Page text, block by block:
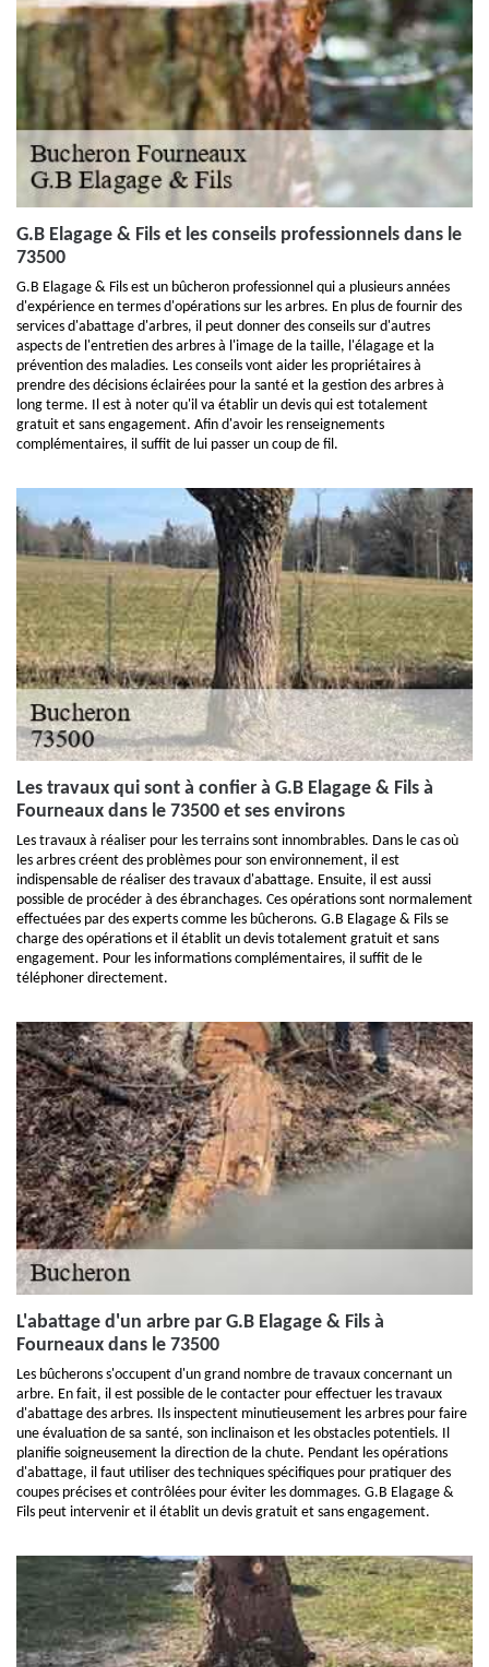
G.B Elagage & Fils et les conseils professionnels dans le
73500
G.B Elagage & Fils est un bûcheron professionnel qui a plusieurs années
d'expérience en termes d'opérations sur les arbres. En plus de fournir des
services d'abattage d'arbres, il peut donner des conseils sur d'autres
aspects de l'entretien des arbres à l'image de la taille, l'élagage et la
prévention des maladies. Les conseils vont aider les propriétaires à
prendre des décisions éclairées pour la santé et la gestion des arbres à
long terme. Il est à noter qu'il va établir un devis qui est totalement
gratuit et sans engagement. Afin d'avoir les renseignements
complémentaires, il suffit de lui passer un coup de fil.
Les travaux qui sont à confier à G.B Elagage & Fils à
Fourneaux dans le 73500 et ses environs
Les travaux à réaliser pour les terrains sont innombrables. Dans le cas où
les arbres créent des problèmes pour son environnement, il est
indispensable de réaliser des travaux d'abattage. Ensuite, il est aussi
possible de procéder à des ébranchages. Ces opérations sont normalement
effectuées par des experts comme les bûcherons. G.B Elagage & Fils se
charge des opérations et il établit un devis totalement gratuit et sans
engagement. Pour les informations complémentaires, il suffit de le
téléphoner directement.
L'abattage d'un arbre par G.B Elagage & Fils à
Fourneaux dans le 73500
Les bûcherons s'occupent d'un grand nombre de travaux concernant un
arbre. En fait, il est possible de le contacter pour effectuer les travaux
d'abattage des arbres. Ils inspectent minutieusement les arbres pour faire
une évaluation de sa santé, son inclinaison et les obstacles potentiels. Il
planifie soigneusement la direction de la chute. Pendant les opérations
d'abattage, il faut utiliser des techniques spécifiques pour pratiquer des
coupes précises et contrôlées pour éviter les dommages. G.B Elagage &
Fils peut intervenir et il établit un devis gratuit et sans engagement.